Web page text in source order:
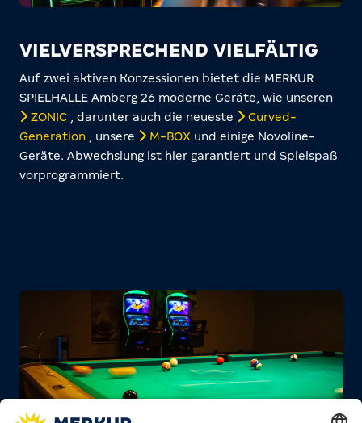
VIELVERSPRECHEND VIELFÄLTIG
Auf zwei aktiven Konzessionen bietet die MERKUR
SPIELHALLE Amberg 26 moderne Geräte, wie unseren
ZONIC , darunter auch die neueste
Curved-
Generation , unsere M-BOX und einige Novoline-
Geräte. Abwechslung ist hier garantiert und Spielspaß
vorprogrammiert.